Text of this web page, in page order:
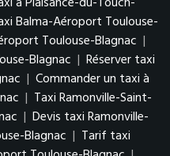
Balma-Aéroport Toulouse-
Toulouse-Blagnac |
Blagnac | Réserver taxi
| Commander un taxi à
| Taxi Ramonville-Saint-
| Devis taxi Ramonville-
Blagnac | Tarif taxi